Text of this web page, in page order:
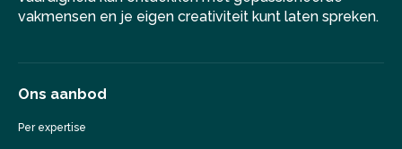
vakmensen en je eigen creativiteit kunt laten spreken.
Ons aanbod
Per expertise